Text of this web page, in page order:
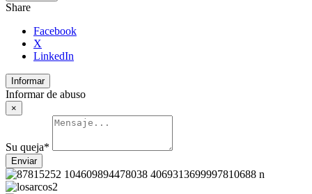
Share
Facebook
X
LinkedIn
Informar
Informar de abuso
×
Su queja*
Enviar